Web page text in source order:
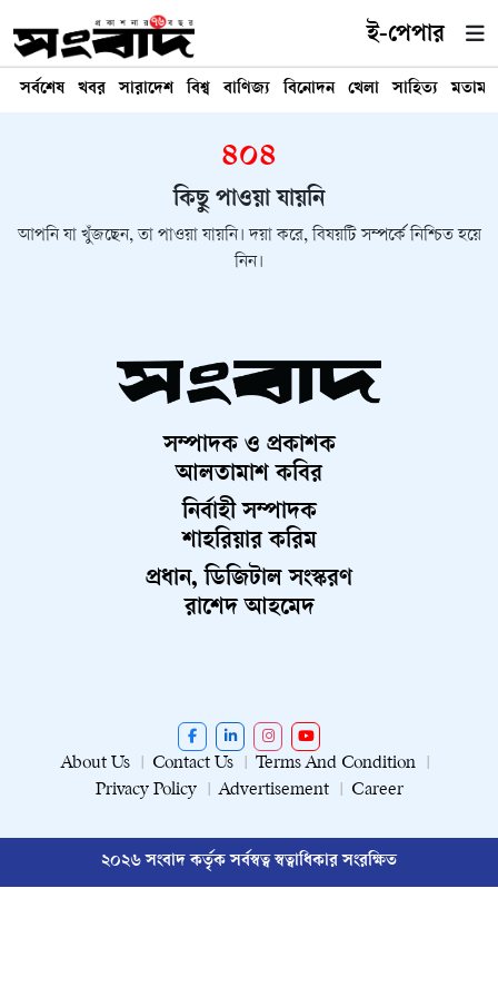
ই-পেপার
সর্বশেষ খবর সারাদেশ বিশ্ব বাণিজ্য বিনোদন খেলা সাহিত্য মতামত
৪০৪
কিছু পাওয়া যায়নি
আপনি যা খুঁজছেন, তা পাওয়া যায়নি। দয়া করে, বিষয়টি সম্পর্কে নিশ্চিত হয়ে
নিন।
সম্পাদক ও প্রকাশক
আলতামাশ কবির
নির্বাহী সম্পাদক
শাহরিয়ার করিম
প্রধান, ডিজিটাল সংস্করণ
রাশেদ আহমেদ
About Us Contact Us
Terms And Condition
Privacy Policy
Advertisement Career
২০২৬ সংবাদ কর্তৃক সর্বস্বত্ব স্বত্বাধিকার সংরক্ষিত